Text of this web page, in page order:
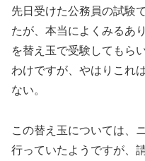
先日受けた公務員の試験
たが、本当によくみるあ
を替え玉で受験してもら
わけですが、やはりこれ
ない。
この替え玉については、
行っていたようですが、